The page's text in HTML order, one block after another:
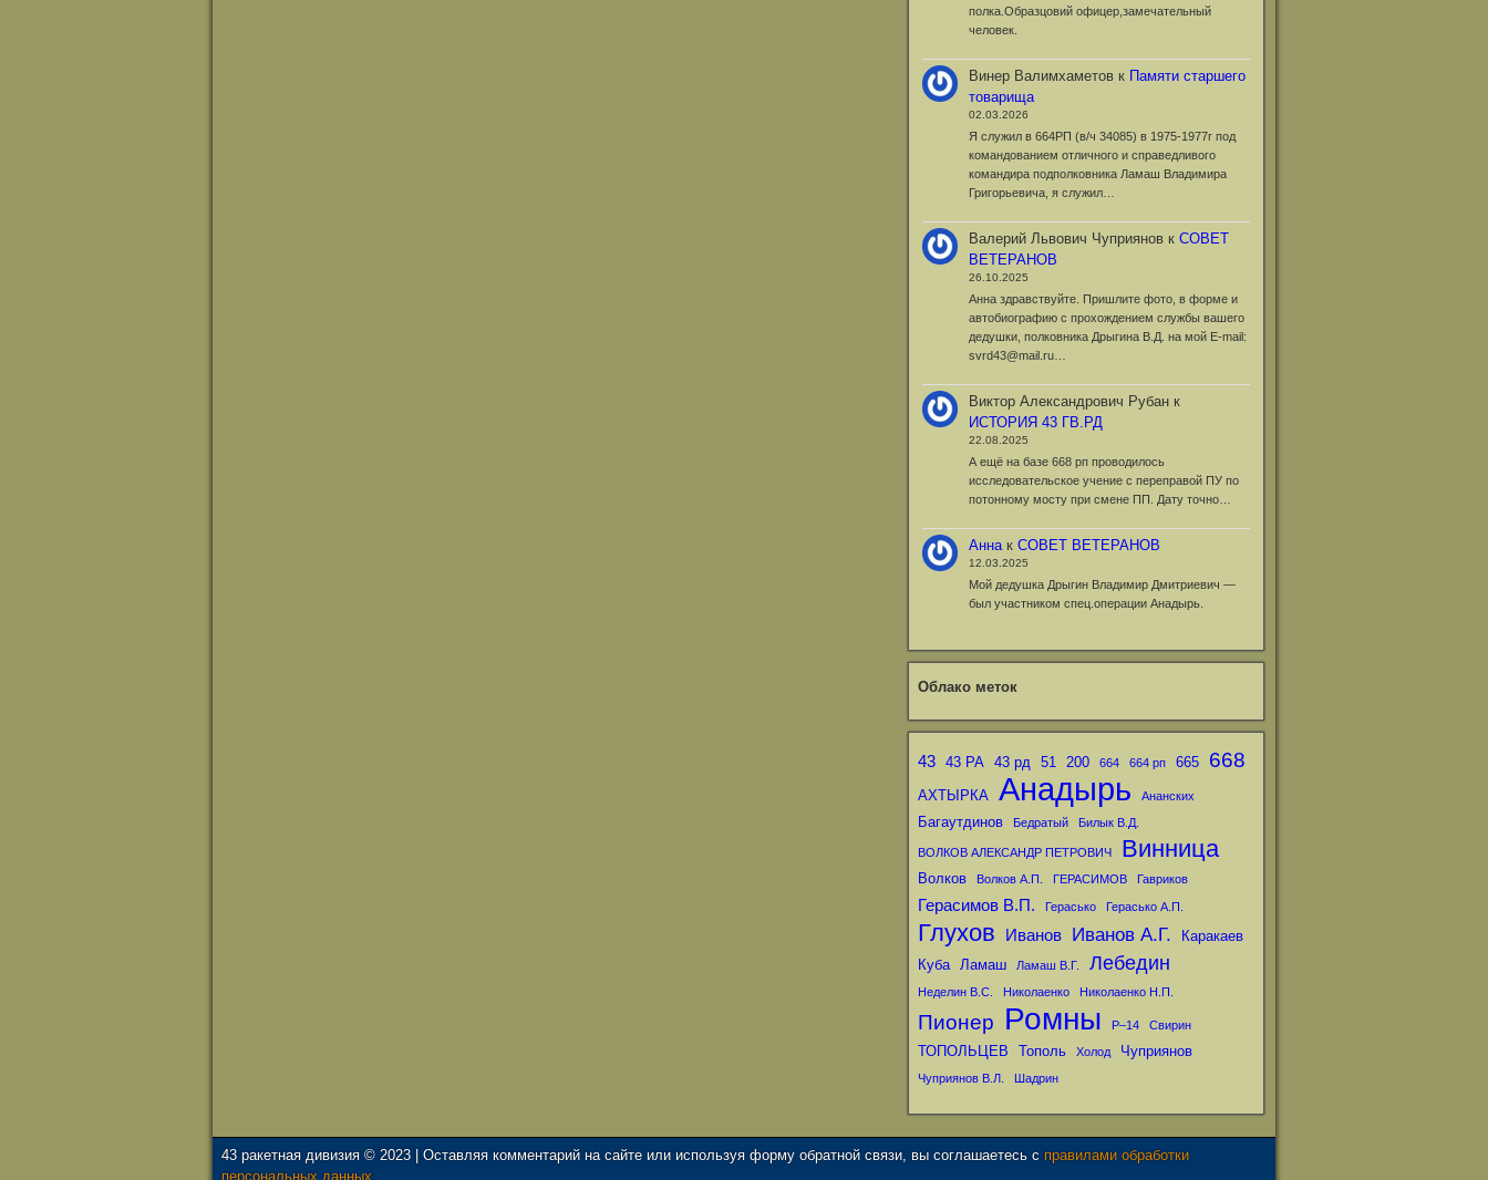
полка.Образцовий офицер,замечательный
человек.
Винер Валимхаметовк Памяти старшего
товарища
02.03.2026
Я служил в 664РП (в/ч 34085) в 1975-1977г под
командованием отличного и справедливого
командира подполковника Ламаш Владимира
Григорьевича, я служил…
Валерий Львович Чуприяновк СОВЕТ
ВЕТЕРАНОВ
26.10.2025
Анна здравствуйте. Пришлите фото, в форме и
автобиографию с прохождением службы вашего
дедушки, полковника Дрыгина В.Д. на мой Е-mail:
svrd43@mail.ru…
Виктор Александрович Рубанк
ИСТОРИЯ 43 ГВ.РД
22.08.2025
А ещё на базе 668 рп проводилось
исследовательское учение с переправой ПУ по
потонному мосту при смене ПП. Дату точно…
Аннак СОВЕТ ВЕТЕРАНОВ
12.03.2025
Мой дедушка Дрыгин Владимир Дмитриевич —
был участником спец.операции Анадырь.
Облако меток
43 43 РА 43 рд 51 200 664 664 рп 665 668
АХТЫРКА Анадырь Ананских
Багаутдинов Бедратый Билык В.Д.
ВОЛКОВ АЛЕКСАНДР ПЕТРОВИЧ Винница
Волков Волков А.П. ГЕРАСИМОВ Гавриков
Герасимов В.П. Герасько Герасько А.П.
Глухов Иванов Иванов А.Г.
Каракаев
Куба
Ламаш Ламаш В.Г. Лебедин
Неделин В.С. Николаенко Николаенко Н.П.
Пионер Ромны Р–14 Свирин
ТОПОЛЬЦЕВ Тополь Холод Чуприянов
Чуприянов В.Л. Шадрин
43 ракетная дивизия © 2023 | Оставляя комментарий на сайте или используя форму обратной связи, вы соглашаетесь с правилами обработки
персональных данных.